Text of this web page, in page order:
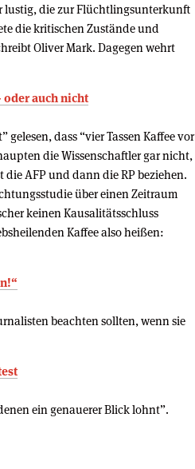
lustig, die zur Flüchtlingsunterkunft
die kritischen Zustände und
Oliver Mark. Dagegen wehrt
oder auch nicht
dass “vier Tassen Kaffee vor
die Wissenschaftler gar nicht,
AFP und dann die RP beziehen.
über einen Zeitraum
keinen Kausalitätsschluss
Kaffee also heißen:
beachten sollten, wenn sie
ein genauerer Blick lohnt”.